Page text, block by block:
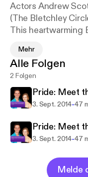
Actors Andrew
(The Bletchley
This heartwarming
activists raise
striking miners,
embarrassed to
they go direct to
extraordinary true
triumphant
the Apple Store,
Mehr
Alle Folgen
2 Folgen
Pride: Meet
3. Sept. 2014-47
Pride: Meet
3. Sept. 2014-47
Melde